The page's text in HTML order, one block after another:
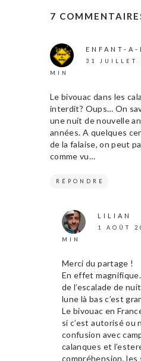
7
ENFANT-A-
31 JUILLET
MIN
Le bivouac dans les
interdit? Oups… On
une nuit de nouvelle
années. A quelques
de la falaise, on peut
comme vu…
RÉPONDRE
LILIAN
1 AOÛT
MIN
Merci du partage !
En effet magnifique.
de l’escalade de
lune là bas c’est
Le bivouac en
si c’est autorisé ou
confusion avec
calanques et
compréhension,